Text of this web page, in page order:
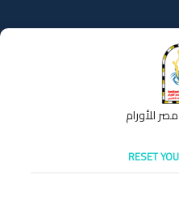
للأورام
RESET